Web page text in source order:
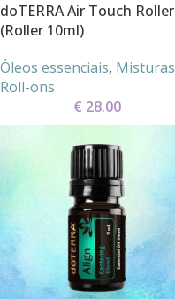
doTERRA Air Touch Roller
(Roller 10ml)
Óleos essenciais, Misturas
Roll-ons
€ 28.00